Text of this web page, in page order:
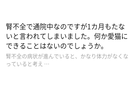
腎不全で通院中なのですが1カ月もたな
いと言われてしまいました。何か愛猫に
できることはないのでしょうか。
腎不全の病状が進んでいると、かなり体力がなくな
っていると考え …